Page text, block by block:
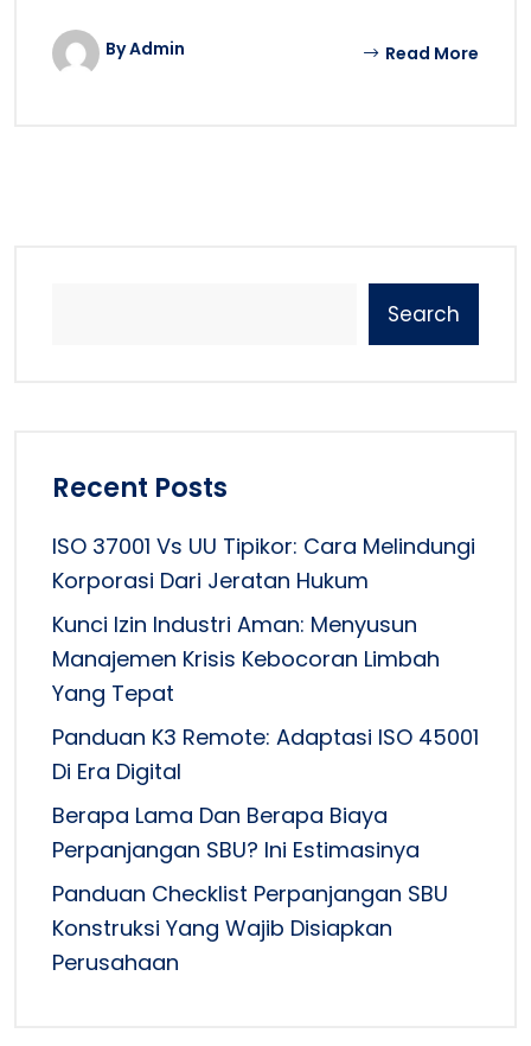
By Admin Read More
Search
Recent Posts
ISO 37001 Vs UU Tipikor: Cara Melindungi
Korporasi Dari Jeratan Hukum
Kunci Izin Industri Aman: Menyusun
Manajemen Krisis Kebocoran Limbah
Yang Tepat
Panduan K3 Remote: Adaptasi ISO 45001
Di Era Digital
Berapa Lama Dan Berapa Biaya
Perpanjangan SBU? Ini Estimasinya
Panduan Checklist Perpanjangan SBU
Konstruksi Yang Wajib Disiapkan
Perusahaan